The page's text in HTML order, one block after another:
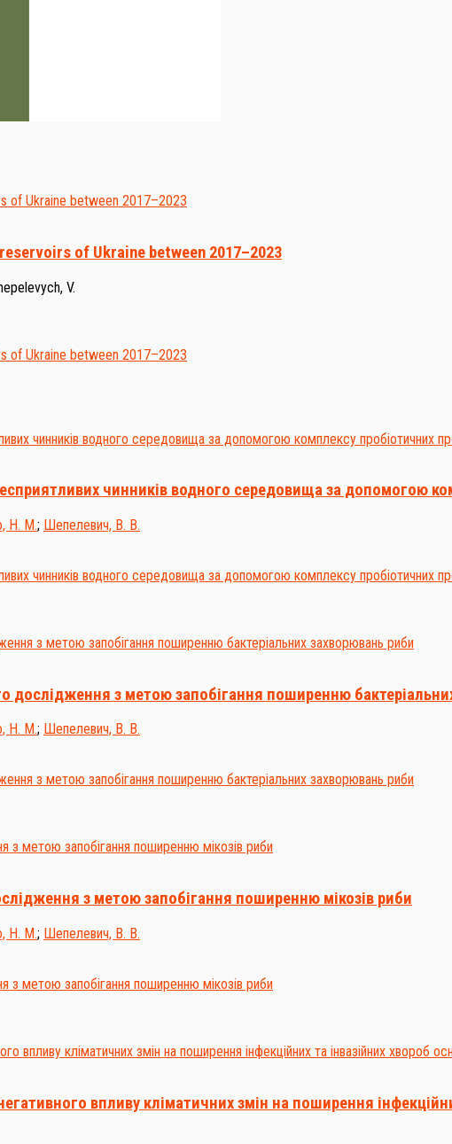
of Ukraine between 2017–2023
V.
чинників водного середовища за допомогою
Н. М.; Шепелевич, В. В.
дослідження з метою запобігання поширенню
Н. М.; Шепелевич, В. В.
з метою запобігання поширенню мікозів риби
Н. М.; Шепелевич, В. В.
впливу кліматичних змін на поширення